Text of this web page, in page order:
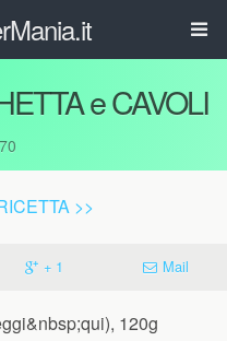
e CAVOLI
>>
+ 1 Mail
120g